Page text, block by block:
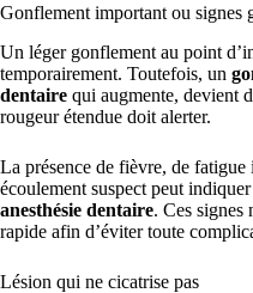
Gonflement important ou signes
Un léger gonflement au point
temporairement. Toutefois, un
dentaire qui augmente, devient
rougeur étendue doit alerter.
La présence de fièvre, de fatigue
écoulement suspect peut
anesthésie dentaire. Ces signes
rapide afin d’éviter toute
Lésion qui ne cicatrise pas